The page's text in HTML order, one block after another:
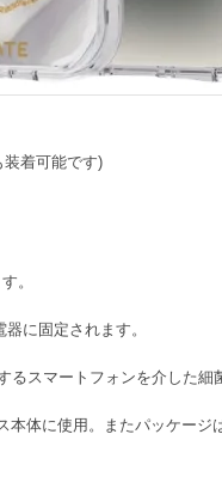
着可能です)
。
に固定されます。
スマートフォンを介した細
体に使用。またパッケー